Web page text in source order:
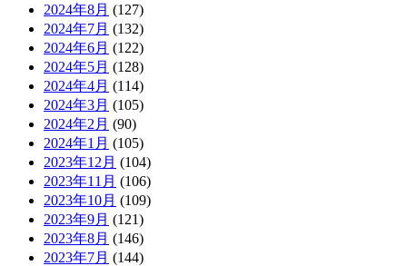
2024年8月 (127)
2024年7月 (132)
2024年6月 (122)
2024年5月 (128)
2024年4月 (114)
2024年3月 (105)
2024年2月 (90)
2024年1月 (105)
2023年12月 (104)
2023年11月 (106)
2023年10月 (109)
2023年9月 (121)
2023年8月 (146)
2023年7月 (144)